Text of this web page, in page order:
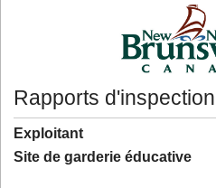
Rapports d'inspection
Exploitant
Site de garderie éducative